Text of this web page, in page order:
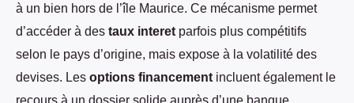
à un bien hors de l’île Maurice. Ce mécanisme permet
d’accéder à des taux interet parfois plus compétitifs
selon le pays d’origine, mais expose à la volatilité des
devises. Les options financement incluent également le
recours à un dossier solide auprès d’une banque